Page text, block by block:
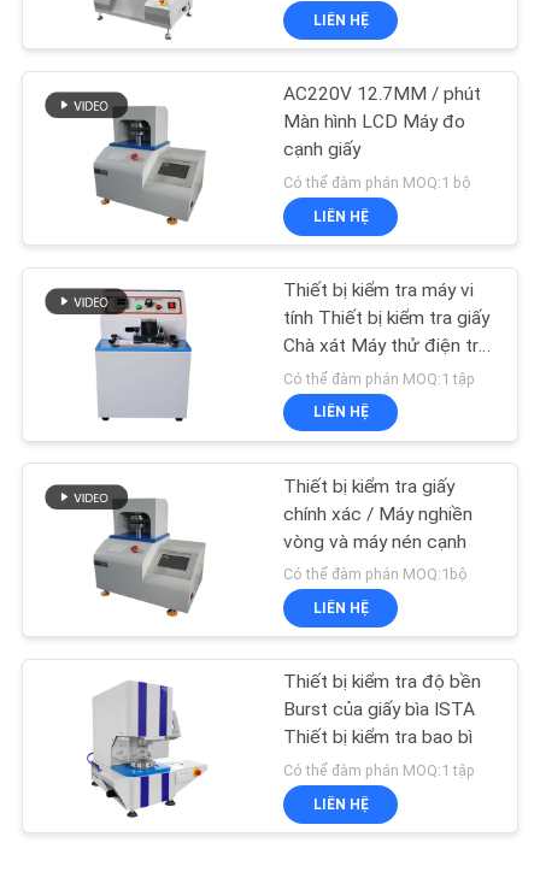
TIN
TỨC
ÁN
TRANG
WEB
CHÍNH
MẬT
Phòng Nhiệt độ
Nhiệt độ
42
Phòng tăng tốc lão
hóa
Thiết bị kiểm tra IP
LIÊN HỆ
AC220V 12.7MM / phút
Màn hình LCD Máy đo
cạnh giấy
Có thể đàm phán MOQ:1 bộ
LIÊN HỆ
Thiết bị kiểm tra máy vi
tính Thiết bị kiểm tra giấy
Chà xát Máy thử điện trở
Kích thước mẫu 230 ×
50mm
Có thể đàm phán MOQ:1 tập
LIÊN HỆ
Thiết bị kiểm tra giấy
chính xác / Máy nghiền
vòng và máy nén cạnh
Có thể đàm phán MOQ:1bộ
LIÊN HỆ
Thiết bị kiểm tra độ bền
Burst của giấy bìa ISTA
Thiết bị kiểm tra bao bì
Có thể đàm phán MOQ:1 tập
LIÊN HỆ